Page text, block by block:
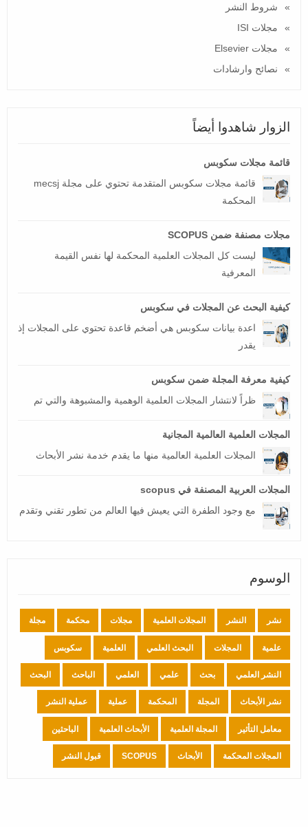
شروط النشر
مجلات ISI
مجلات Elsevier
نصائح وارشادات
الزوار شاهدوا أيضاً
قائمة مجلات سكوبس
قائمة مجلات سكوبس المتقدمة تحتوي على مجلة mecsj
المحكمة
مجلات مصنفة ضمن SCOPUS
ليست كل المجلات العلمية المحكمة لها نفس القيمة
المعرفية
كيفية البحث عن المجلات في سكوبس
اعدة بيانات سكوبس هي أضخم قاعدة تحتوي على المجلات إذ
يقدر
كيفية معرفة المجلة ضمن سكوبس
ظراً لانتشار المجلات العلمية الوهمية والمشبوهة والتي تم
المجلات العلمية العالمية المجانية
المجلات العلمية العالمية منها ما يقدم خدمة نشر الأبحاث
المجلات العربية المصنفة في scopus
مع وجود الطفرة التي يعيش فيها العالم من تطور تقني وتقدم
الوسوم
نشر النشر المجلات العلمية مجلات محكمة مجلة
علمية المجلات البحث العلمي العلمية سكوبس
النشر العلمي بحث علمي العلمي الباحث البحث
نشر الأبحاث المجلة المحكمة عملية عملية النشر
معامل التأثير المجلة العلمية الأبحاث العلمية الباحثين
المجلات المحكمة الأبحاث SCOPUS قبول النشر